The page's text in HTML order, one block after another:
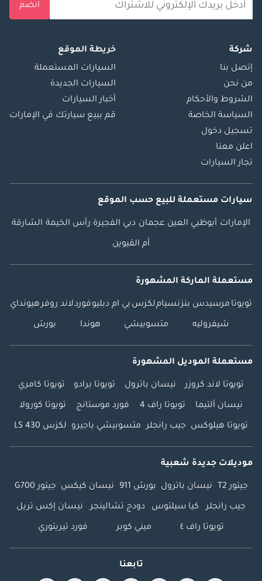
انضم
شركة
إتصل بنا
من نحن
الشروط والأحكام
السياسة الخاصة
تسجيل دخول
اعلن معنا
تجار السيارات
خريطة الموقع
السيارات المستعملة
السيارات الجديدة
أخبار السيارات
قم ببيع سيارتك في الإمارات
سيارات مستعملة للبيع حسب الموقع
الإمارات أبوظبي العين عجمان دبي الفجيرة رأس الخيمة الشارقة
أم القيوين
مستعملة الماركة المشهورة
تويوتا مرسيدس بنزنسياملكزس بي ام دبليوفوردلاند روفرهيونداي
شيفروليه متسوبيشي هوندا بورش
مستعملة الموديل المشهورة
تويوتا لاند كروزر نيسان باترول تويوتا برادو تويوتا كامري
نيسان ألتيما تويوتا راف 4 فورد موستانج تويوتا كورولا
تويوتا هيلوكس جيب رانجلر متسوبيشي باجيرو لكزس LS 430
موديلات جديدة شعبية
جيتور T2 نيسان باترول بورش 911 نيسان كيكس جيتور G700
جيب رانجلر كيا سيلتوس دودج تشالينجر نيسان إكس تريل
تويوتا راف ٤ ميني كوبر فورد تيريتوري
تابعنا